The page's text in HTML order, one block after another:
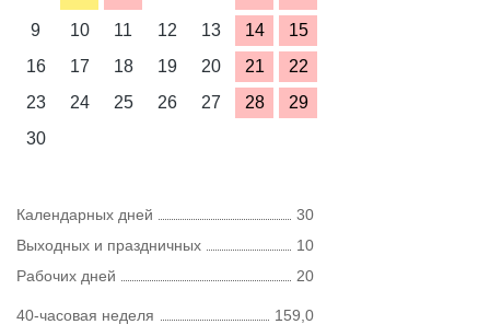
9
10 11 12 13 14
15
16
17 18 19 20 21
22
23
24 25 26 27 28
29
30
Календарных дней
30
Выходных и праздничных
10
Рабочих дней
20
40-часовая неделя
159,0